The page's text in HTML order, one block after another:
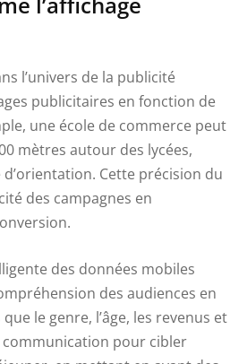
l’univers de la publicité
publicitaires en fonction de
une école de commerce peut
mètres autour des lycées,
Cette précision du
des campagnes en
des données mobiles
des audiences en
le genre, l’âge, les revenus et
communication pour cibler